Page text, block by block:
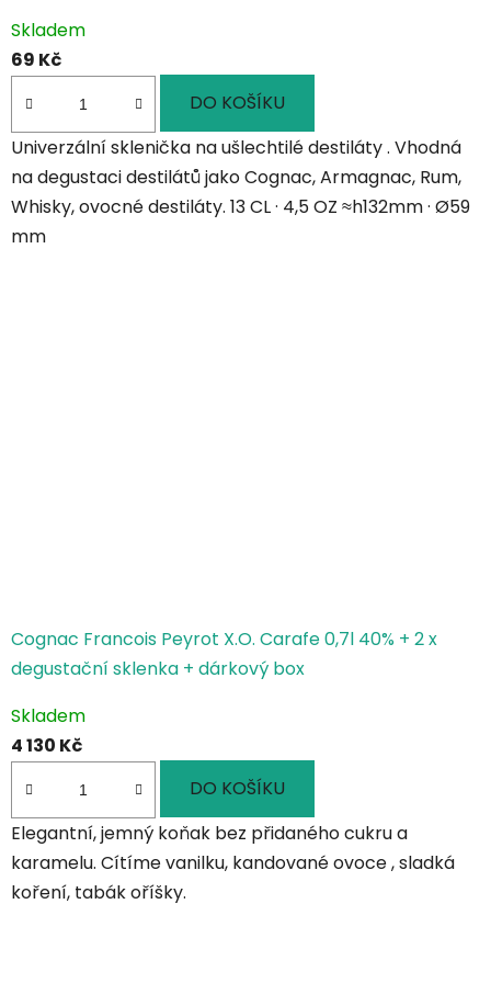
Skladem
69 Kč
DO KOŠÍKU
Univerzální sklenička na ušlechtilé destiláty . Vhodná
na degustaci destilátů jako Cognac, Armagnac, Rum,
Whisky, ovocné destiláty. 13 CL · 4,5 OZ ≈h132mm · Ø59
mm
Cognac Francois Peyrot X.O. Carafe 0,7l 40% + 2 x
degustační sklenka + dárkový box
Skladem
4 130 Kč
DO KOŠÍKU
Elegantní, jemný koňak bez přidaného cukru a
karamelu. Cítíme vanilku, kandované ovoce , sladká
koření, tabák oříšky.